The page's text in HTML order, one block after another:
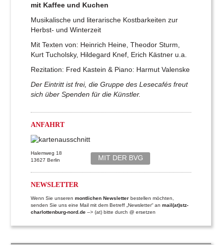
mit Kaffee und Kuchen
Musikalische und literarische Kostbarkeiten zur
Herbst- und Winterzeit
Mit Texten von: Heinrich Heine, Theodor Sturm,
Kurt Tucholsky, Hildegard Knef, Erich Kästner u.a.
Rezitation: Fred Kastein & Piano: Harmut Valenske
Der Eintritt ist frei, die Gruppe des Lesecafés freut
sich über Spenden für die Künstler.
ANFAHRT
Halemweg 18
13627 Berlin
MIT DER BVG
NEWSLETTER
Wenn Sie unserenmontlichen Newsletter bestellen möchten,
senden Sie uns eine Mail mit dem Betreff „Newsletter“ anmail(at)stz-
charlottenburg-nord.de –> (at) bitte durch @ ersetzen